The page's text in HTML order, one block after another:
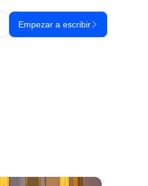
Empezar a escribir